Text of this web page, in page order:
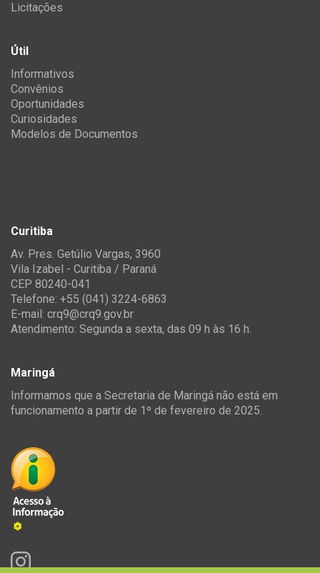
Licitações
Útil
Informativos
Convênios
Oportunidades
Curiosidades
Modelos de Documentos
Curitiba
Av. Pres. Getúlio Vargas, 3960
Vila Izabel - Curitiba / Paraná
CEP 80240-041
Telefone: +55 (041) 3224-6863
E-mail: crq9@crq9.gov.br
Atendimento: Segunda a sexta, das 09 h às 16 h.
Maringá
Informamos que a Secretaria de Maringá não está em
funcionamento a partir de 1º de fevereiro de 2025.